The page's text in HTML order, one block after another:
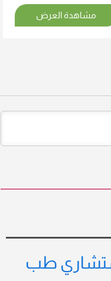
مشاهدة العرض
طب